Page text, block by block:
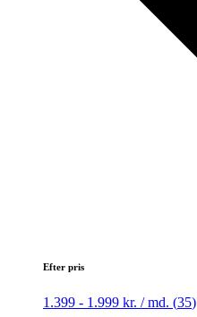
Efter pris
1.399 - 1.999 kr. / md. (35)